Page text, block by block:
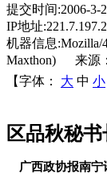
提交时间:2006-3-
IP地址
机器信息:Mozilla/
Maxthon) 来源
【字体：
大 中 小
区品秋秘
广西政协报南宁